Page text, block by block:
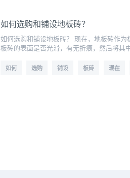
如何选购和铺设地板砖？
如何选购和铺设地板砖？ 现在，地板砖作
板砖的表面是否光滑，有无折痕，然后将其
如何 选购 铺设 板砖 现在